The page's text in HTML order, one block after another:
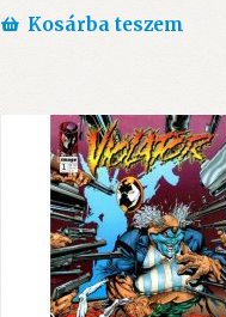
Kosárba teszem